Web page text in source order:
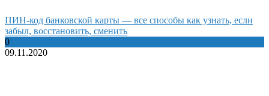
ПИН-код банковской карты — все способы как узнать, если
забыл, восстановить, сменить
0
09.11.2020